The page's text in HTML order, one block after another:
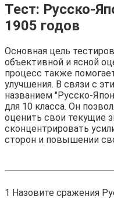
Тест: Русско-
1905 годов
Основная цель
объективной и ясной
процесс также
улучшения. В связи с
названием "Русско-
для 10 класса. Он
оценить свои текущие
сконцентрировать
сторон и повышении
1 Назовите сражения